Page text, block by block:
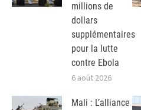
millions de
dollars
supplémentaires
pour la lutte
contre Ebola
6 août 2026
Mali : L’alliance